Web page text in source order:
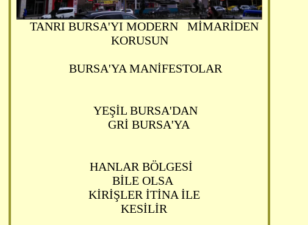
TANRI BURSA'YI MODERN MİMARİDEN
KORUSUN
BURSA'YA MANİFESTOLAR
YEŞİL BURSA'DAN
GRİ BURSA'YA
HANLAR BÖLGESİ
BİLE OLSA
KİRİŞLER İTİNA İLE
KESİLİR